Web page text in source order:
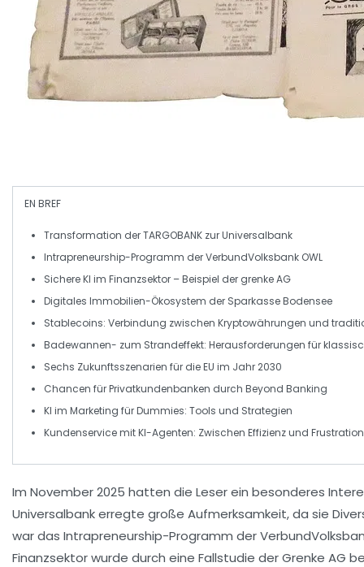
EN BREF
Transformation der TARGOBANK zurUniversalbank
Intrapreneurship-Programm der VerbundVolksbank OWL
Sichere KI im Finanzsektor – Beispiel der grenke AG
Digitales Immobilien-Ökosystem der Sparkasse Bodensee
Stablecoins: Verbindung zwischen Kryptowährungen und
Badewannen- zum Strandeffekt: Herausforderungen für
Sechs Zukunftsszenarien für dieEU im Jahr 2030
Chancen fürPrivatkundenbanken durch Beyond Banking
KI im Marketing fürDummies: Tools und Strategien
KundenservicemitKI-Agenten: Zwischen Effizienz und Frustration
Im November 2025 hatten die Leser ein besonderes
Universalbankerregte große Aufmerksamkeit, da sie
war das Intrapreneurship-Programm der
Finanzsektor wurde durch eine Fallstudie der Grenke AG